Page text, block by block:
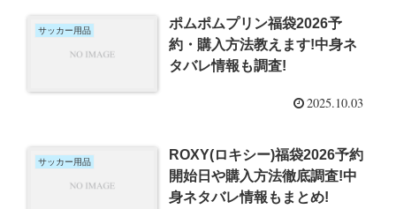
サッカー用品
ポムポムプリン福袋2026予
約・購入方法教えます!中身ネ
タバレ情報も調査!
2025.10.03
サッカー用品
ROXY(ロキシー)福袋2026予約
開始日や購入方法徹底調査!中
身ネタバレ情報もまとめ!